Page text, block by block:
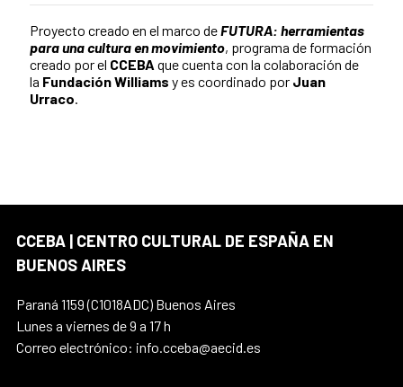
Proyecto creado en el marco de FUTURA: herramientas
para una cultura en movimiento, programa de formación
creado por el CCEBA que cuenta con la colaboración de
la Fundación Williams y es coordinado por Juan
Urraco
CCEBA | CENTRO CULTURAL DE ESPAÑA EN
BUENOS AIRES
Paraná 1159 (C1018ADC) Buenos Aires
Lunes a viernes de 9 a 17 h
Correo electrónico: info.cceba@aecid.es